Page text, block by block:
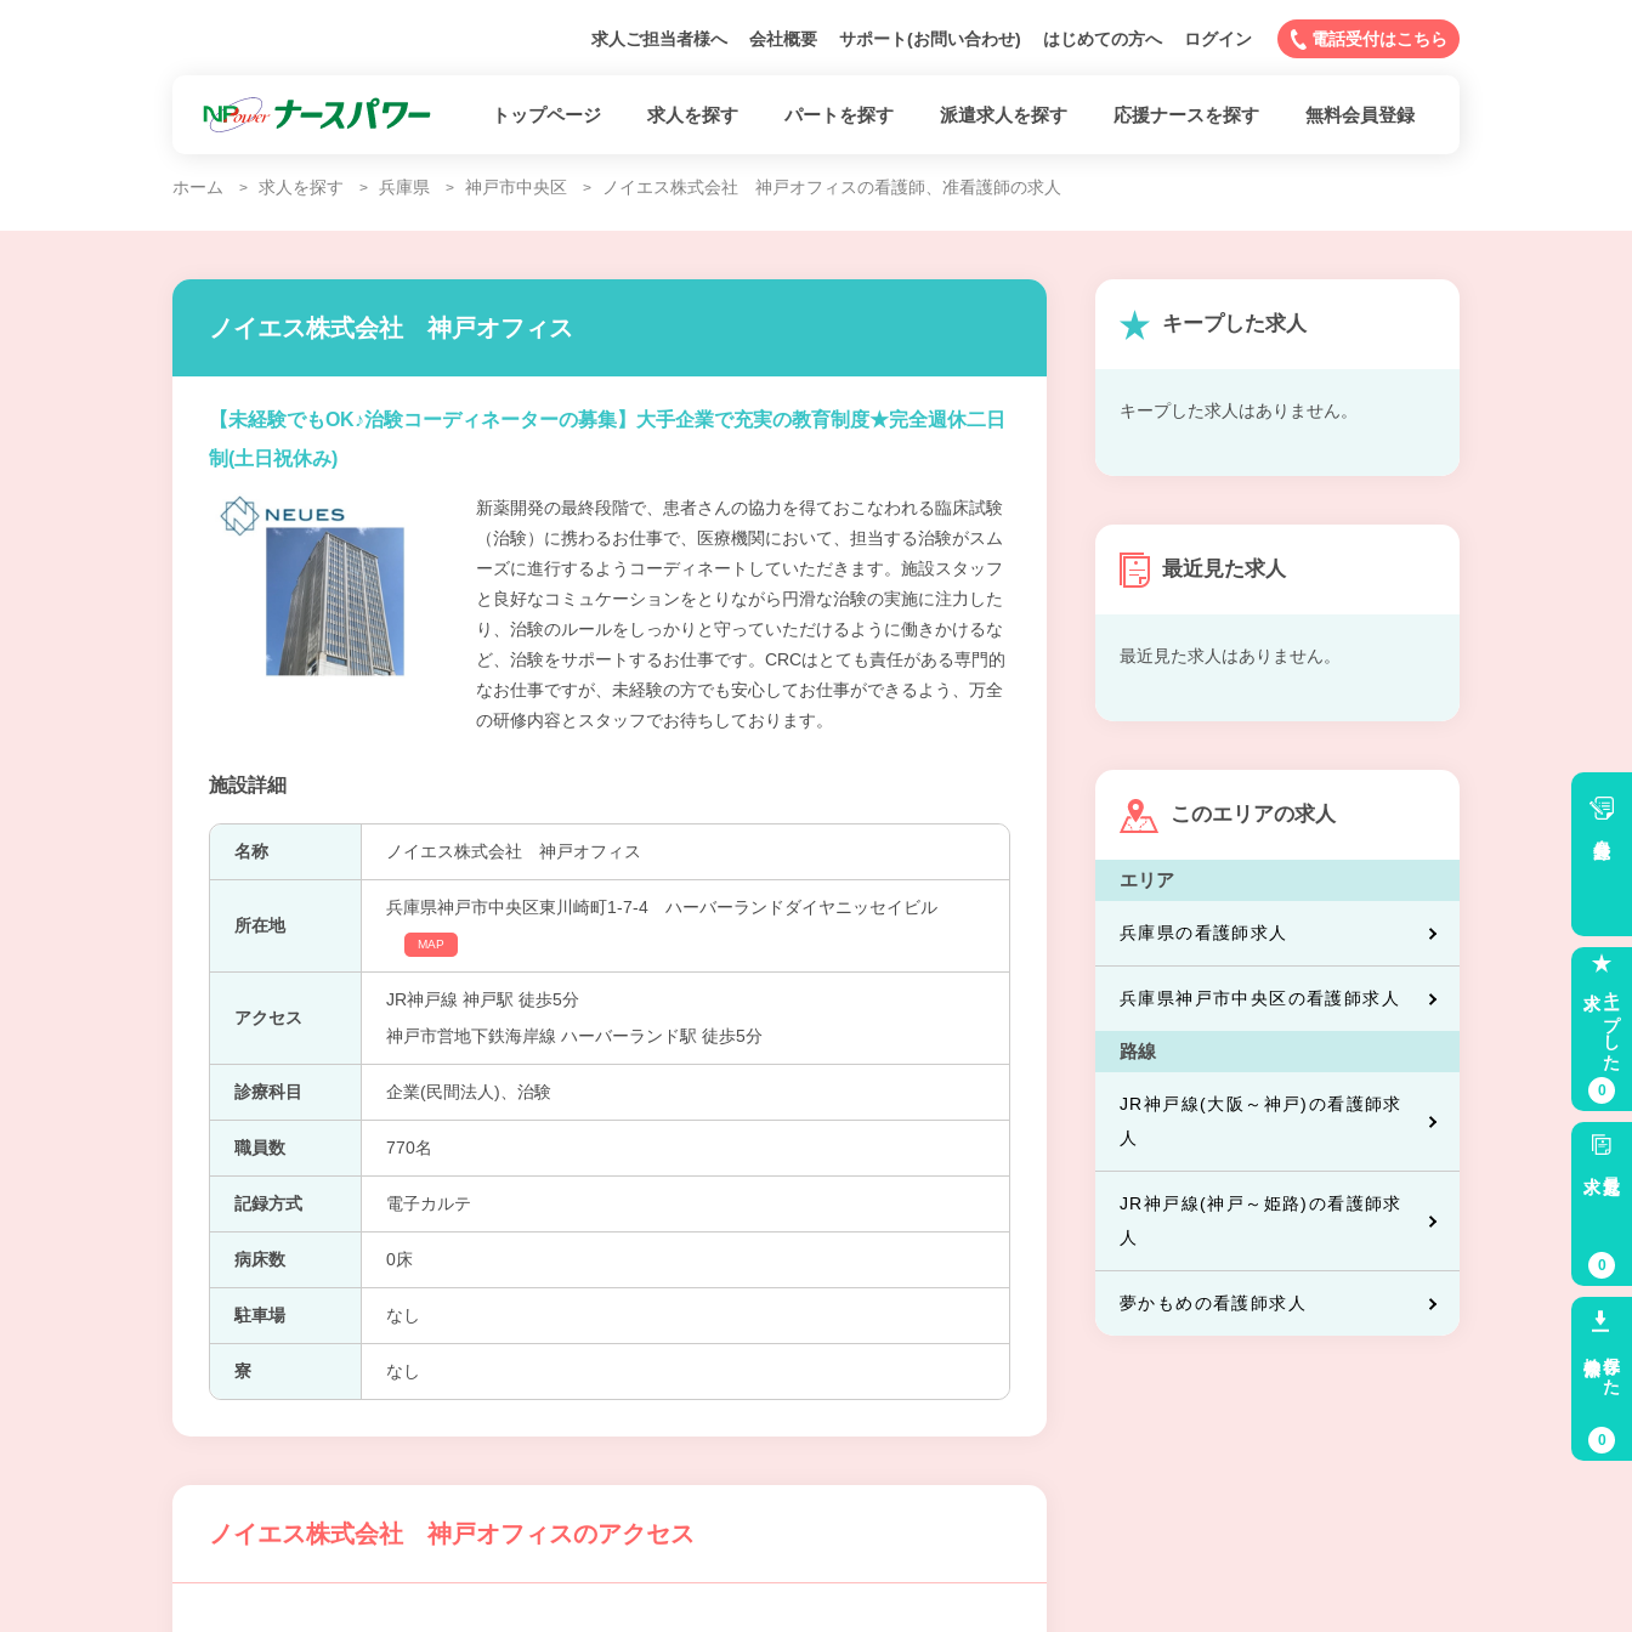
求人ご担当者様へ 会社概要 サポート(お問い合わせ) はじめての方へ ログイン 電話受付はこちら
トップページ 求人を探す パートを探す 派遣求人を探す 応援ナースを探す 無料会員登録
ホーム 求人を探す 兵庫県 神戸市中央区 ノイエス株式会社 神戸オフィスの看護師、准看護師の求人
ノイエス株式会社 神戸オフィス
【未経験でもOK♪治験コーディネーターの募集】大手企業で充実の教育制度★完全週休二日
制(土日祝休み)
新薬開発の最終段階で、患者さんの協力を得ておこなわれる臨床試験
（治験）に携わるお仕事で、医療機関において、担当する治験がスム
ーズに進行するようコーディネートしていただきます。施設スタッフ
と良好なコミュケーションをとりながら円滑な治験の実施に注力した
り、治験のルールをしっかりと守っていただけるように働きかけるな
ど、治験をサポートするお仕事です。CRCはとても責任がある専門的
なお仕事ですが、未経験の方でも安心してお仕事ができるよう、万全
の研修内容とスタッフでお待ちしております。
施設詳細
名称 ノイエス株式会社 神戸オフィス
所在地
兵庫県神戸市中央区東川崎町1-7-4 ハーバーランドダイヤニッセイビル
MAP
アクセス
JR神戸線 神戸駅 徒歩5分
神戸市営地下鉄海岸線 ハーバーランド駅 徒歩5分
診療科目 企業(民間法人)、治験
職員数 770名
記録方式 電子カルテ
病床数 0床
駐車場 なし
寮 なし
ノイエス株式会社 神戸オフィスのアクセス
キープした求人
キープした求人はありません。
最近見た求人
最近見た求人はありません。
このエリアの求人
エリア
兵庫県の看護師求人
兵庫県神戸市中央区の看護師求人
路線
JR神戸線(大阪～神戸)の看護師求
人
JR神戸線(神戸～姫路)の看護師求
人
夢かもめの看護師求人
キープした
0
最近見た
0
保存した
0